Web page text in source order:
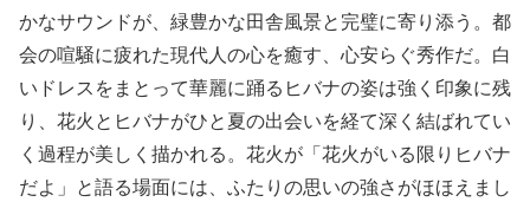
かなサウンドが、緑豊かな田舎風景と完璧に寄り添う。都
会の喧騒に疲れた現代人の心を癒す、心安らぐ秀作だ。白
いドレスをまとって華麗に踊るヒバナの姿は強く印象に残
り、花火とヒバナがひと夏の出会いを経て深く結ばれてい
く過程が美しく描かれる。花火が「花火がいる限りヒバナ
だよ」と語る場面には、ふたりの思いの強さがほほえまし